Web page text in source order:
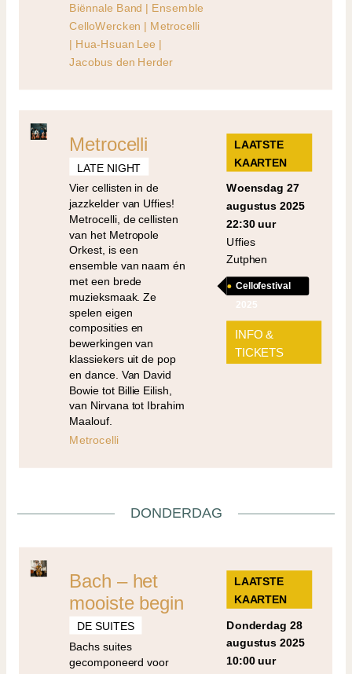
Biënnale Band | Ensemble
CelloWercken | Metrocelli
| Hua-Hsuan Lee |
Jacobus den Herder
Metrocelli
LATE NIGHT
Vier cellisten in de
jazzkelder van Uffies!
Metrocelli, de cellisten
van het Metropole
Orkest, is een
ensemble van naam én
met een brede
muzieksmaak. Ze
spelen eigen
composities en
bewerkingen van
klassiekers uit de pop
en dance. Van David
Bowie tot Billie Eilish,
van Nirvana tot Ibrahim
Maalouf.
Metrocelli
LAATSTE
KAARTEN
woensdag 27
augustus 2025
22:30 uur
Uffies
Zutphen
Cellofestival
2025
INFO &
TICKETS
DONDERDAG
Bach – het
mooiste begin
DE SUITES
Bachs suites
gecomponeerd voor
LAATSTE
KAARTEN
donderdag 28
augustus 2025
10:00 uur